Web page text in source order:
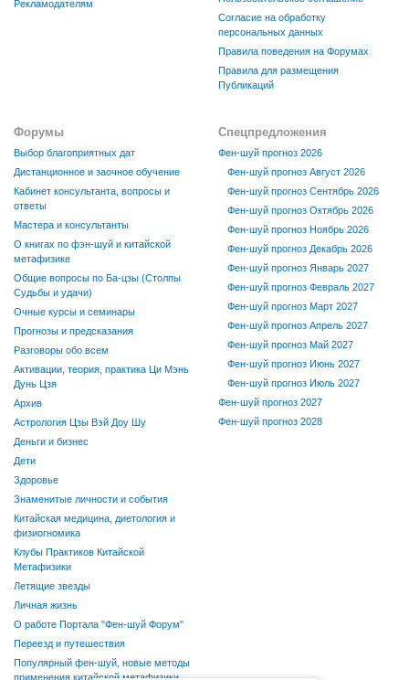
Рекламодателям
Согласие на обработку
персональных данных
Правила поведения на Форумах
Правила для размещения
Публикаций
Форумы
Выбор благоприятных дат
Дистанционное и заочное обучение
Кабинет консультанта, вопросы и
ответы
Мастера и консультанты
О книгах по фэн-шуй и китайской
метафизике
Общие вопросы по Ба-цзы (Столпы
Судьбы и удачи)
Очные курсы и семинары
Прогнозы и предсказания
Разговоры обо всем
Активации, теория, практика Ци Мэнь
Дунь Цзя
Архив
Астрология Цзы Вэй Доу Шу
Деньги и бизнес
Дети
Здоровье
Знаменитые личности и события
Китайская медицина, диетология и
физиогномика
Клубы Практиков Китайской
Метафизики
Летящие звезды
Личная жизнь
О работе Портала "Фен-шуй Форум"
Переезд и путешествия
Популярный фен-шуй, новые методы
применения китайской метафизики
Спецпредложения
Фен-шуй прогноз 2026
Фен-шуй прогноз Август 2026
Фен-шуй прогноз Сентябрь 2026
Фен-шуй прогноз Октябрь 2026
Фен-шуй прогноз Ноябрь 2026
Фен-шуй прогноз Декабрь 2026
Фен-шуй прогноз Январь 2027
Фен-шуй прогноз Февраль 2027
Фен-шуй прогноз Март 2027
Фен-шуй прогноз Апрель 2027
Фен-шуй прогноз Май 2027
Фен-шуй прогноз Июнь 2027
Фен-шуй прогноз Июль 2027
Фен-шуй прогноз 2027
Фен-шуй прогноз 2028